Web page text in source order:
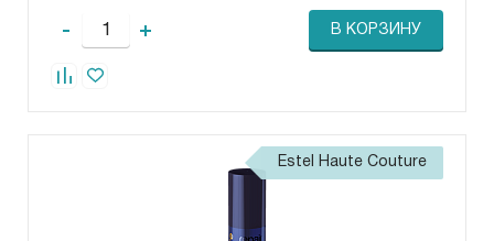
- + В КОРЗИНУ
Estel Haute Couture